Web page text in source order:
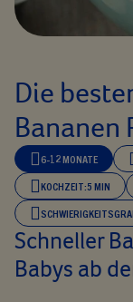
Die
Bananen
6-12 MONATE
KOCHZEIT:5 MIN
Schneller
Babys ab